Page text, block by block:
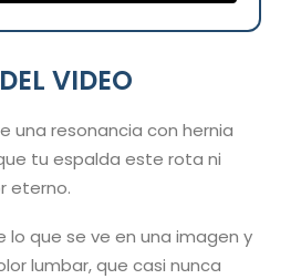
VIDEO
una resonancia con hernia
tu espalda este rota ni
eterno.
lo que se ve en una imagen y
lumbar, que casi nunca